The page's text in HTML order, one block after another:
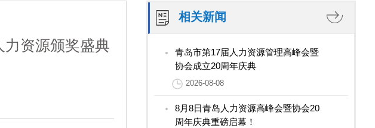
力资源颁奖盛典
相关新闻
青岛市第17届人力资源管理高峰会暨
协会成立20周年庆典
2026-08-08
8月8日青岛人力资源高峰会暨协会20
周年庆典重磅启幕！